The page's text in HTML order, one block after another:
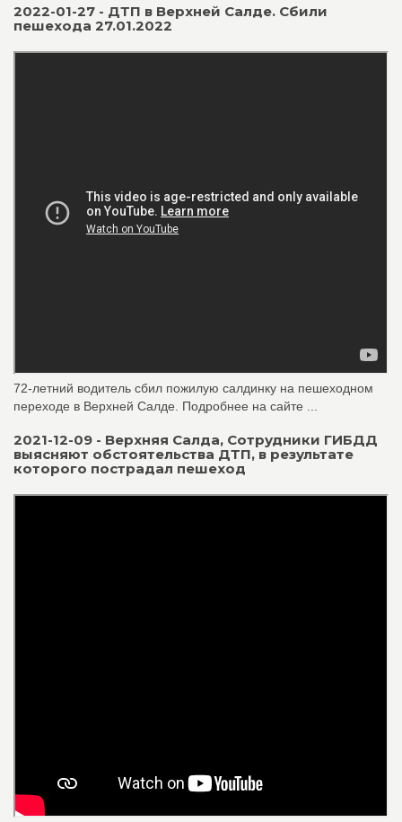
2022-01-27 - ДТП в Верхней Салде. Сбили
пешехода 27.01.2022
72-летний водитель сбил пожилую салдинку на пешеходном
переходе в Верхней Салде. Подробнее на сайте ...
2021-12-09 - Верхняя Салда, Сотрудники ГИБДД
выясняют обстоятельства ДТП, в результате
которого пострадал пешеход